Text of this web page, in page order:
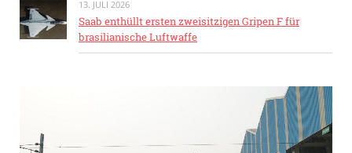
13. JULI 2026
Saab enthüllt ersten zweisitzigen Gripen F für
brasilianische Luftwaffe